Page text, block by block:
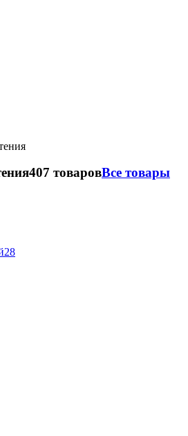
407 товаровВсе товары
28